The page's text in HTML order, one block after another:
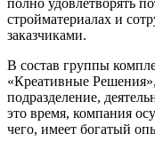
стройматериалах и
заказчиками.
В состав группы
«Креативные
подразделение,
это время, компания
чего, имеет богатый